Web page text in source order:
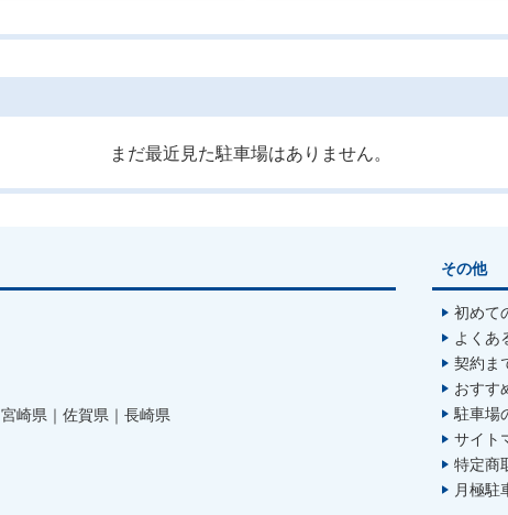
まだ最近見た駐車場はありません。
宮崎県 佐賀県 長崎県
その他
初めて
よくあ
契約ま
おすす
駐車場
サイト
特定商
月極駐